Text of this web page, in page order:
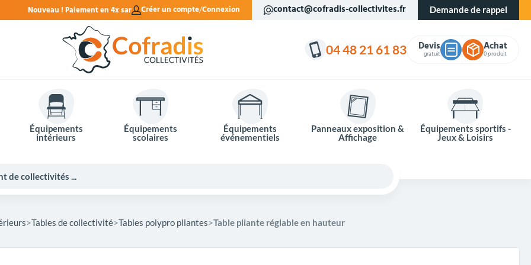
en 4x sans frais. Créer un compte Connexion contact@cofradis-collectivites.fr Demande de rappel
04 48 21 61 83 Devis
gratuit
Achat
0 produit
Équipements
intérieurs
Équipements
scolaires
Équipements
événementiels
Panneaux exposition &
Affichage
Équipements sportifs -
Jeux & Loisirs
Tables de collectivité Tables polypro pliantes Table pliante réglable en hauteur